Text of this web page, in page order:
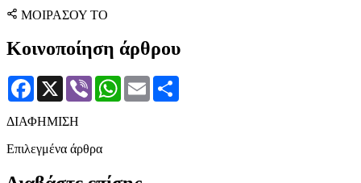
ΜΟΙΡΑΣΟΥ ΤΟ
Κοινοποίηση άρθρου
Facebook
X Viber WhatsApp
Email
ΔΙΑΦΗΜΙΣΗ
Επιλεγμένα άρθρα